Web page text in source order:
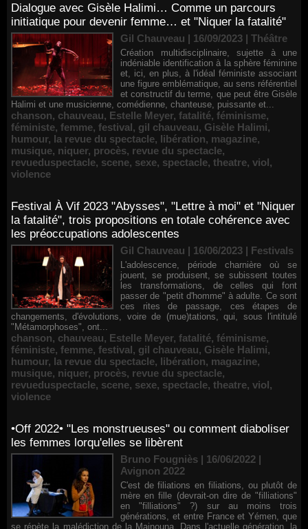
Dialogue avec Gisèle Halimi… Comme un parcours
initiatique pour devenir femme… et "Niquer la fatalité"
Gil Chauveau | 16/09/2023 | Théâtre
Création multidisciplinaire, sujette à une
indéniable identification à la sphère féminine
et, ici, en plus, à l'idéal féministe associant
une figure emblématique, au sens référentiel
et constructif du terme, que peut être Gisèle
Halimi et une musicienne, comédienne, chanteuse, puissante et...
chanson, chauveau, Estelle Meyer, fatalité, féminisme,
féministe, femme, festival, gil chauveau, Gisèle Halimi,
humour, la revue du spectacle, libération, magazine,
musique, niquer, procès, revue du spectacle,
revueduspectacle, scene, sexe, spectacle, theatre, viol,
violence
Festival À Vif 2023 "Abysses", "Lettre à moi" et "Niquer
la fatalité", trois propositions en totale cohérence avec
les préoccupations adolescentes
Gil Chauveau | 16/06/2023 | Festivals
L'adolescence, période charnière où se
jouent, se produisent, se subissent toutes
les transformations, de celles qui font
passer de "petit d'homme" à adulte. Ce sont
ces rites de passage, ces étapes de
changements, d'évolutions, voire de (mue)tations, qui, sous l'intitulé
"Métamorphoses", ont...
chanson, chauveau, Estelle Meyer, fatalité, féminisme,
féministe, femme, festival, gil chauveau, Gisèle Halimi,
humour, la revue du spectacle, libération, magazine,
musique, niquer, procès, revue du spectacle,
revueduspectacle, scene, sexe, spectacle, theatre, viol,
violence
•Off 2022• "Les monstrueuses" ou comment diaboliser
les femmes lorqu'elles se libèrent
Bruno Fougniès | 16/06/2022 |
Avignon 2022
C'est de filiations en filiations, ou plutôt de
mère en fille (devrait-on dire de "filliations"
en "filliations" ?) sur au moins trois
générations, et entre France et Yémen, que
se répète la malédiction de la Majnouna. Dans l'actuelle génération, la